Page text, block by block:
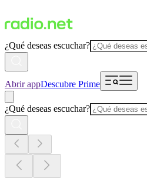
¿Qué deseas escuchar?
Abrir appDescubre Prime
¿Qué deseas escuchar?